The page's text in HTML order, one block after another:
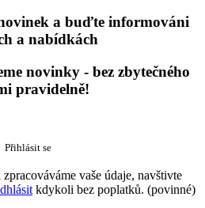
a buďte informováni
a nabídkách
novinky - bez zbytečného
pravidelně!
vaše údaje, navštivte
kdykoli bez poplatků. (povinné)